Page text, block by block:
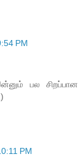
PM
பல சிறப்பான
PM